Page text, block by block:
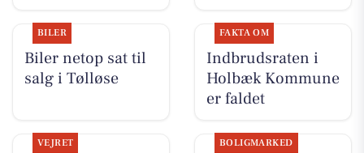
BILER
Biler netop sat til
salg i Tølløse
FAKTA OM
Indbrudsraten i
Holbæk Kommune
er faldet
VEJRET BOLIGMARKED